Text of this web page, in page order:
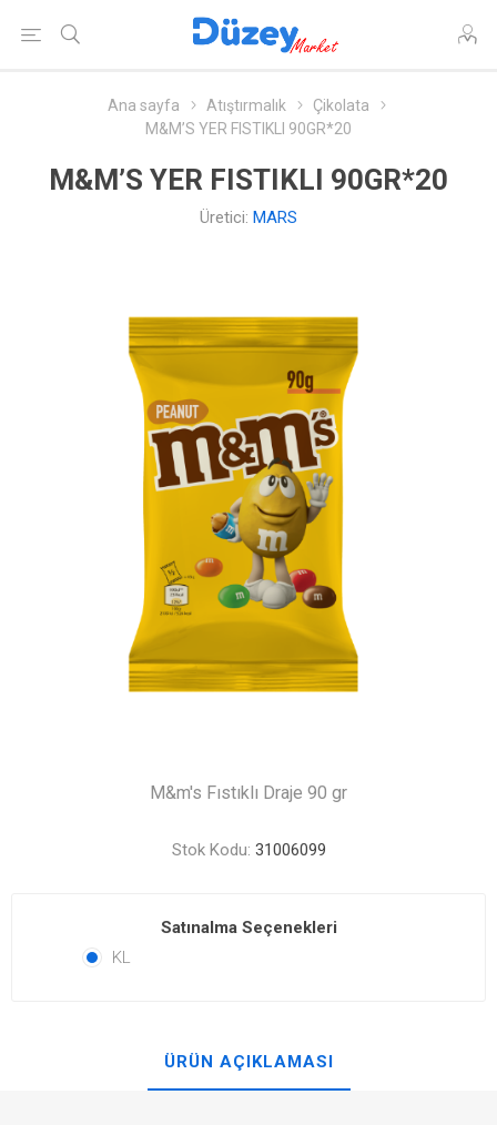
Ana sayfa Atıştırmalık
Çikolata
M&M’S YER FISTIKLI 90GR*20
M&M’S YER FISTIKLI 90GR*20
Üretici: MARS
M&m's Fıstıklı Draje 90 gr
Stok Kodu: 31006099
Satınalma Seçenekleri
KL
ÜRÜN AÇIKLAMASI